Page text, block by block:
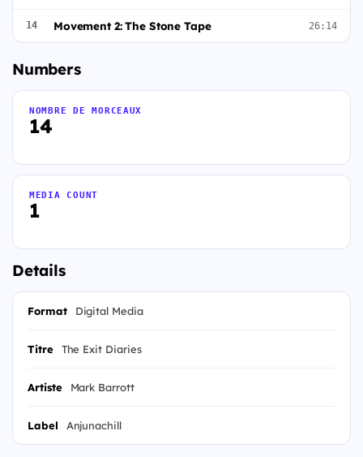
14 Movement 2: The Stone Tape 26:14
Numbers
14
NOMBRE DE MORCEAUX
1
MEDIA COUNT
Details
Format Digital Media
Titre The Exit Diaries
Artiste Mark Barrott
Label Anjunachill